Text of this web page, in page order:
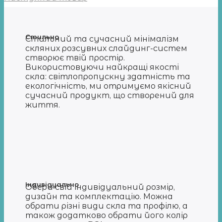
Стильно
Стильний та сучасний мінімалізм
скляних розсувних слайдинг-систем
створює твій простір.
Використовуючи найкращі якості
скла: світлопропускну здатність та
екологічність, ми отримуємо якісний
сучасний продукт, що створений для
життя.
Індивідуально
Обери свій індивідуальний розмір,
дизайн та комплектацію. Можна
обрати різні види скла та профілю, а
також додатково обрати його колір